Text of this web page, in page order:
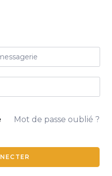
Mot de passe oublié ?